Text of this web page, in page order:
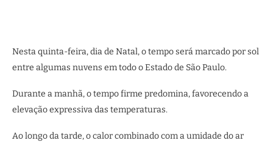
Nesta quinta-feira, dia de Natal, o tempo será marcado por sol
entre algumas nuvens em todo o Estado de São Paulo.
Durante a manhã, o tempo firme predomina, favorecendo a
elevação expressiva das temperaturas.
Ao longo da tarde, o calor combinado com a umidade do ar